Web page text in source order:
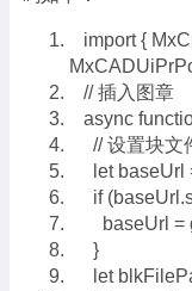
import {
// 插入图章
async
// 设置块文
let baseUrl
if
baseUrl =
}
let